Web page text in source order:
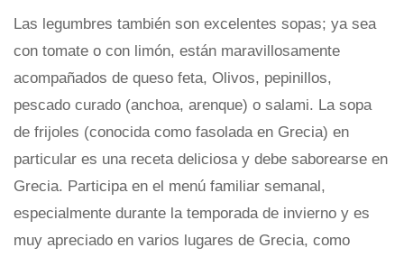
Las legumbres también son excelentes sopas; ya sea
con tomate o con limón, están maravillosamente
acompañados de queso feta, Olivos, pepinillos,
pescado curado (anchoa, arenque) o salami. La sopa
de frijoles (conocida como fasolada en Grecia) en
particular es una receta deliciosa y debe saborearse en
Grecia. Participa en el menú familiar semanal,
especialmente durante la temporada de invierno y es
muy apreciado en varios lugares de Grecia, como